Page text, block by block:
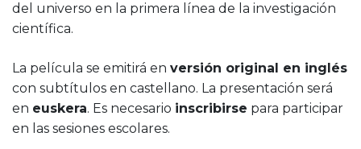
del universo en la primera línea de la investigación
científica.
La película se emitirá en versión original en inglés
con subtítulos en castellano. La presentación será
en euskera. Es necesario inscribirse para participar
en las sesiones escolares.